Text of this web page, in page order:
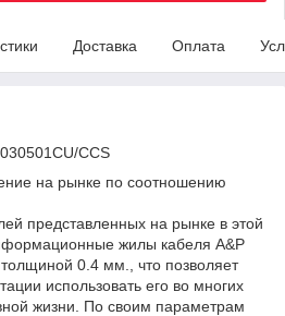
Доставка Оплата
CCS
на рынке по соотношению
представленных на рынке в этой
жилы кабеля A&P
0.4 мм., что позволяет
использовать его во многих
жизни. По своим параметрам